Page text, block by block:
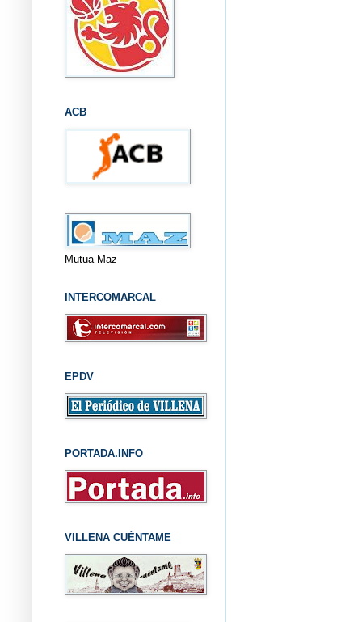
ACB
Mutua Maz
INTERCOMARCAL
EPDV
PORTADA.INFO
VILLENA CUÉNTAME